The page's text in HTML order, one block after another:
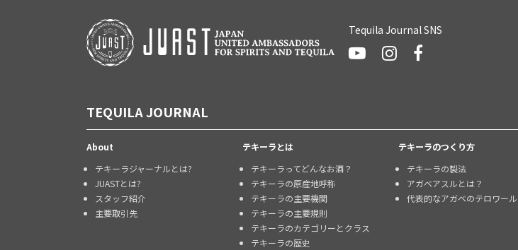
Tequila Journal SNS
TEQUILA JOURNAL
About
テキーラジャーナルとは?
JUASTとは?
スタッフ紹介
主要取引先
テキーラとは
テキーラってどんなお酒？
テキーラの原産地呼称
テキーラの主要機関
テキーラの主要規則
テキーラのカテゴリーとクラス
テキーラの歴史
テキーラのつくり方
テキーラの製法
アガベアスルとは？
代表的なアガベのテロワール